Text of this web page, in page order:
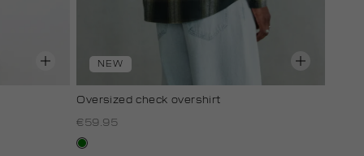
NEW
Oversized check overshirt
€59.95
groen